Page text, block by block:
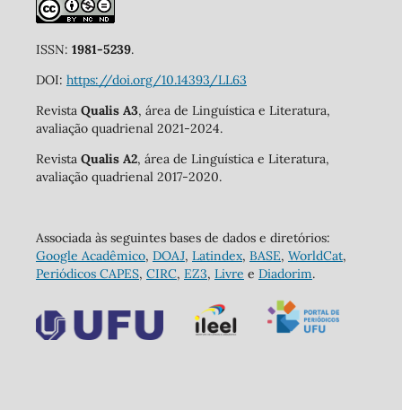
ISSN: 1981-5239.
DOI: https://doi.org/10.14393/LL63
Revista Qualis A3, área de Linguística e Literatura,
avaliação quadrienal 2021-2024.
Revista Qualis A2, área de Linguística e Literatura,
avaliação quadrienal 2017-2020.
Associada às seguintes bases de dados e diretórios:
Google Acadêmico, DOAJ, Latindex, BASE, WorldCat,
Periódicos CAPES, CIRC, EZ3, Livre e Diadorim.